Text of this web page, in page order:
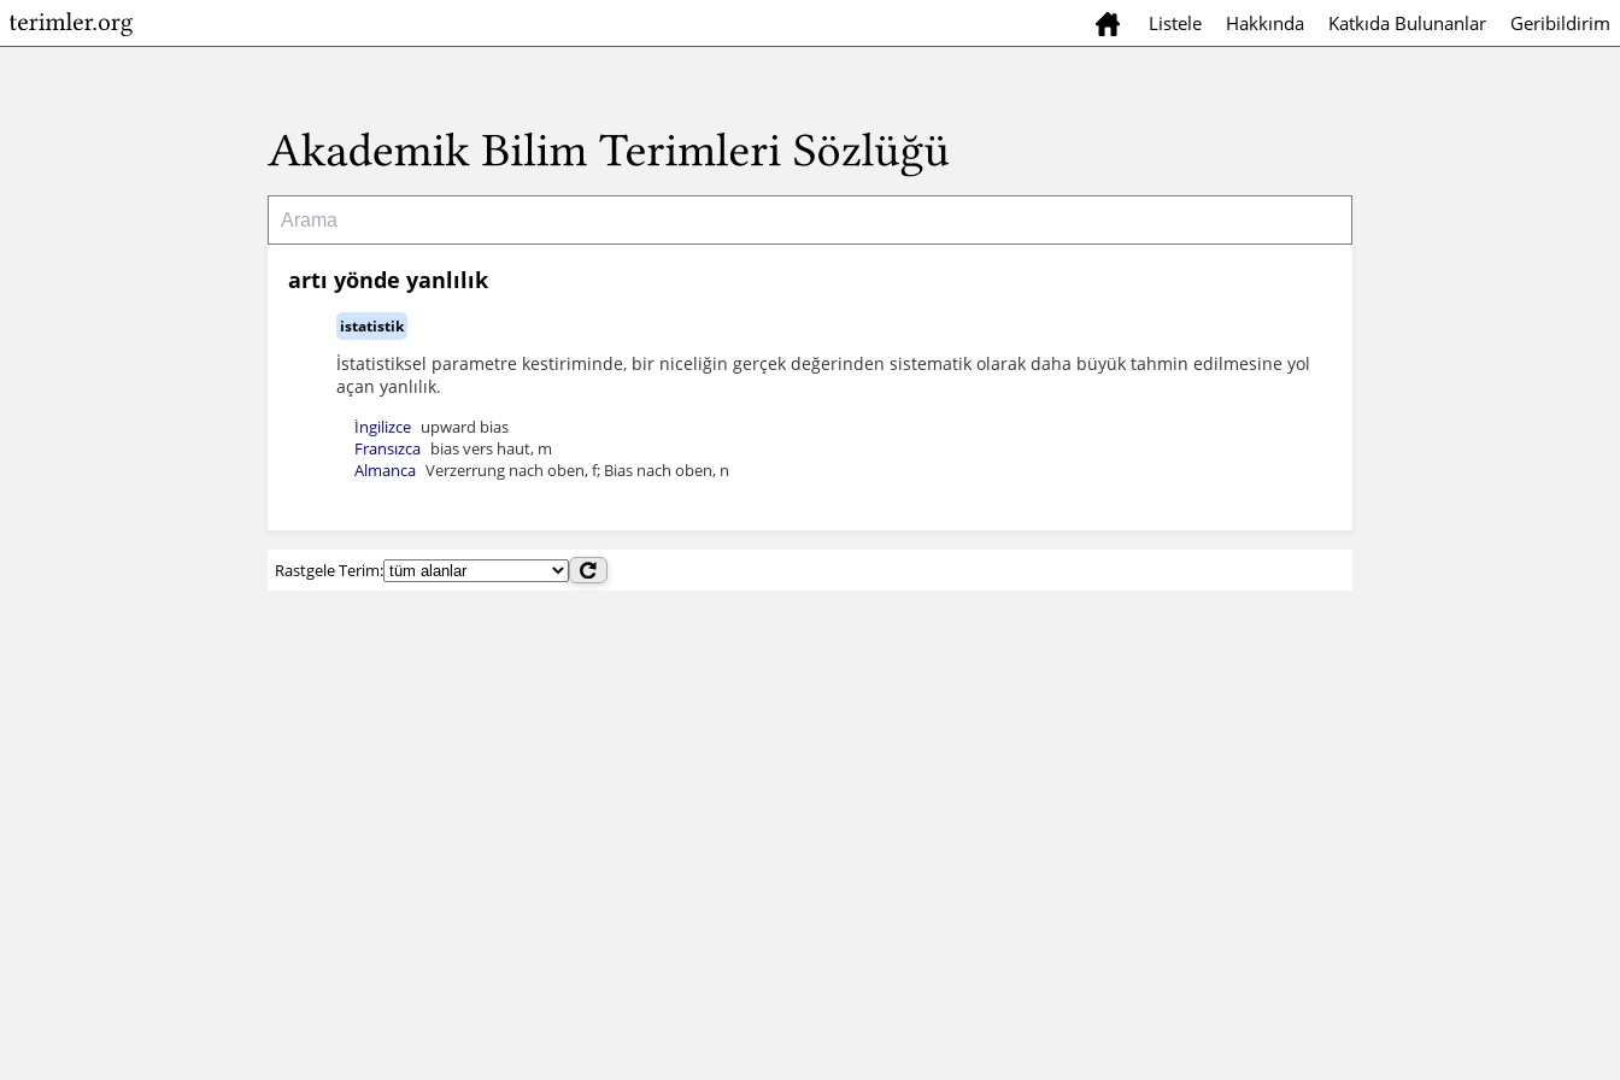
Listele Hakkında Katkıda Bulunanlar Geribildirim
artı yönde yanlılık
istatistik
İstatistiksel parametre kestiriminde, bir niceliğin gerçek değerinden sistematik olarak daha büyük tahmin edilmesine yol
açan yanlılık.
İngilizce upward bias
Fransızca bias vers haut, m
Almanca Verzerrung nach oben, f; Bias nach oben, n
Rastgele Terim: